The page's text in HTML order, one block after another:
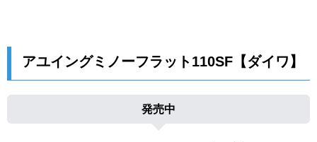
アユイングミノーフラット110SF【ダイワ】
発売中